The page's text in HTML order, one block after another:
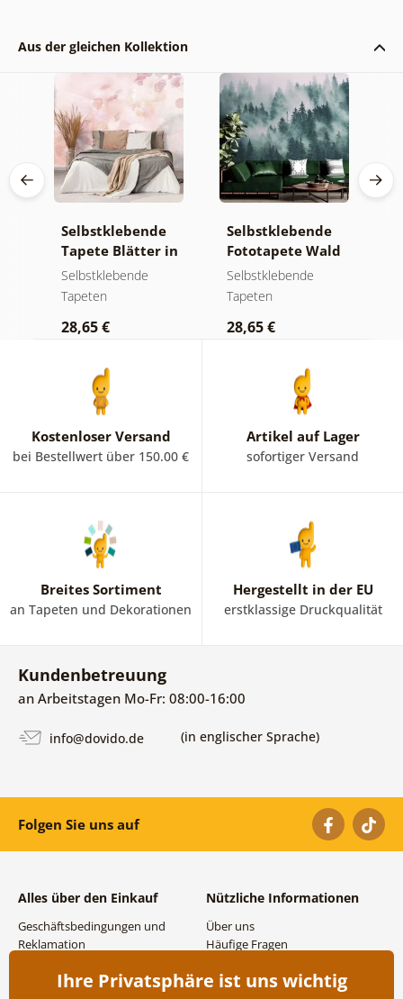
Aus der gleichen Kollektion
Selbstklebende
Tapete Blätter in
Pastelltönen
Selbstklebende
Tapeten
28,65 €
Selbstklebende
Fototapete Wald
im Nebel
Selbstklebende
Tapeten
28,65 €
Kostenloser Versand
bei Bestellwert über 150.00 €
Artikel auf Lager
sofortiger Versand
Breites Sortiment
an Tapeten und Dekorationen
Hergestellt in der EU
erstklassige Druckqualität
Kundenbetreuung
an Arbeitstagen Mo-Fr: 08:00-16:00
info@dovido.de (in englischer Sprache)
Folgen Sie uns auf
Alles über den Einkauf
Geschäftsbedingungen und
Reklamation
Versand- und
Nützliche Informationen
Über uns
Häufige Fragen
Großhandel und
Ihre Privatsphäre ist uns wichtig